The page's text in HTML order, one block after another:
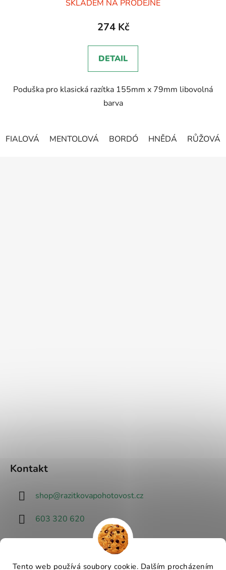
Tento web používá soubory cookie. Dalším procházením
hodnocení
produktu
5,0
z
hvězdiček.
SKLADEM NA PRODEJNĚ
274 Kč
DETAIL
Poduška pro klasická razítka 155mm x 79mm libovolná
barva
FIALOVÁ MENTOLOVÁ BORDÓ HNĚDÁ RŮŽOVÁ
Kontakt
shop@razitkovapohotovost.cz
603 320 620